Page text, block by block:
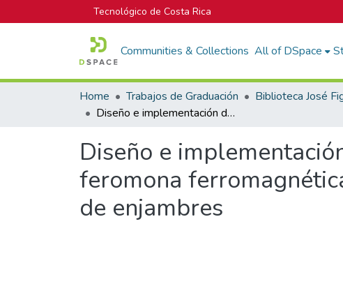
Tecnológico de Costa Rica
Communities & Collections All of DSpace
Home Trabajos de Graduación
Diseño e implementación de mecanismo para la deposición de una feromona ferromagnética desde un robot móvil utilizado para robótica de enjambres
Diseño e
feromona
de enjambres